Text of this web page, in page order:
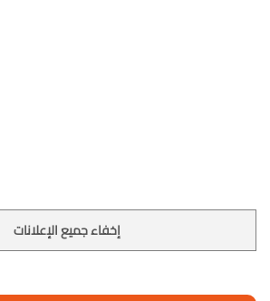
إخفاء جميع الإعلانات